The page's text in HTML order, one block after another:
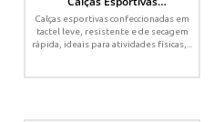
Personalizadas em Tactel
Calças esportivas confeccionadas em
tactel leve, resistente e de secagem
rápida, ideais para atividades físicas,...